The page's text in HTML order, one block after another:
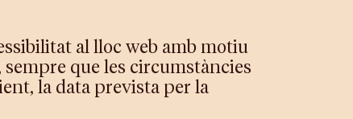
al lloc web amb motiu
que les circumstàncies
la data prevista per la